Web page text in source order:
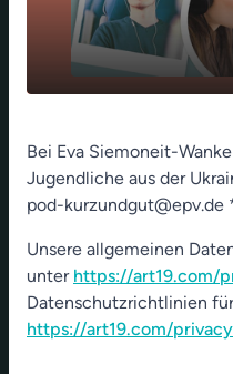
play_arrow
00:00
Bei Eva Siemoneit-
Jugendliche aus der
pod-kurzundgut@epv.de
Unsere allgemeinen
unter https://art19.com/
Datenschutzrichtlinien
https://art19.com/